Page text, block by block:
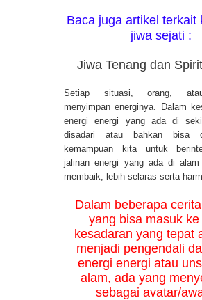
Baca juga artikel terkait
jiwa sejati :
Jiwa Tenang dan
Setiap situasi, orang,
menyimpan energinya. Dalam
energi energi yang ada di
disadari atau bahkan bisa
kemampuan kita untuk
jalinan energi yang ada di
membaik, lebih selaras serta
Dalam beberapa
yang bisa masuk ke
kesadaran yang tepat
menjadi pengendali
energi energi atau
alam, ada yang
sebagai avatar/